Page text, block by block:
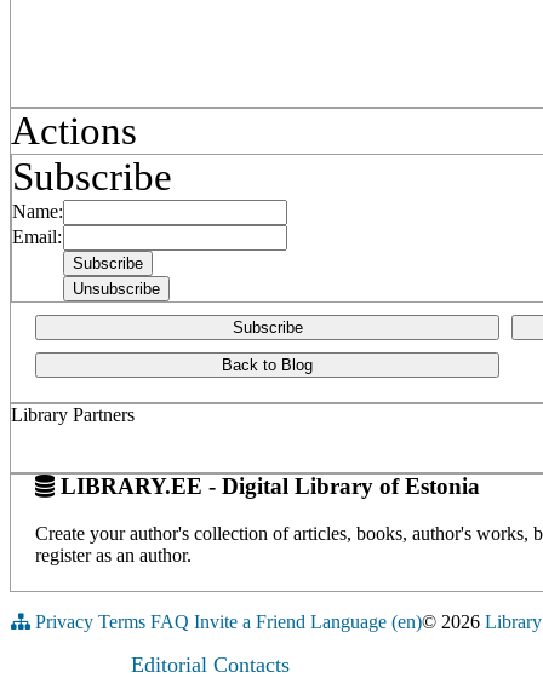
Actions
Subscribe
Name:
Email:
Subscribe
Back to Blog
Library Partners
LIBRARY.EE - Digital Library of Estonia
Create your author's collection of articles, books, author's
register as an author.
Privacy Terms FAQ Invite a Friend Language (en)© 2026
Editorial Contacts